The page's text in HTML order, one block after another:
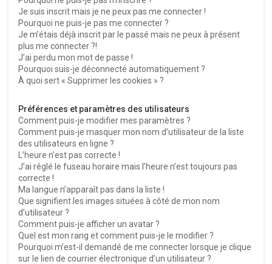
Je suis inscrit mais je ne peux pas me connecter !
Pourquoi ne puis-je pas me connecter ?
Je m’étais déjà inscrit par le passé mais ne peux à présent
plus me connecter ?!
J’ai perdu mon mot de passe !
Pourquoi suis-je déconnecté automatiquement ?
À quoi sert « Supprimer les cookies » ?
Préférences et paramètres des utilisateurs
Comment puis-je modifier mes paramètres ?
Comment puis-je masquer mon nom d’utilisateur de la liste
des utilisateurs en ligne ?
L’heure n’est pas correcte !
J’ai réglé le fuseau horaire mais l’heure n’est toujours pas
correcte !
Ma langue n’apparaît pas dans la liste !
Que signifient les images situées à côté de mon nom
d’utilisateur ?
Comment puis-je afficher un avatar ?
Quel est mon rang et comment puis-je le modifier ?
Pourquoi m’est-il demandé de me connecter lorsque je clique
sur le lien de courrier électronique d’un utilisateur ?